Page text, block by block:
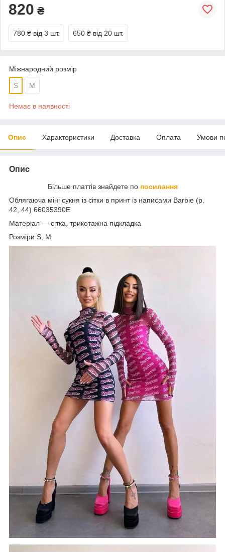
820 ₴
780 ₴ від 3 шт. 650 ₴ від 20 шт.
Міжнародний розмір
S M
Немає в наявності
Опис Характеристики Доставка Оплата Умови
Опис
Більше платтів знайдете по посилання
Облягаюча міні сукня із сітки в принт із написами Barbie (р.
42, 44) 66035390Е
Матеріал — сітка, трикотажна підкладка
Розміри S, М